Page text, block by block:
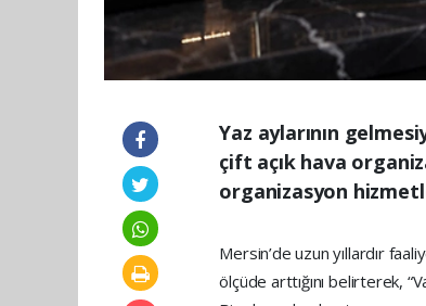
Yaz aylarının
çift açık hava
organizasyon
Mersin’de uzun yıllardır
ölçüde arttığını belirterek,